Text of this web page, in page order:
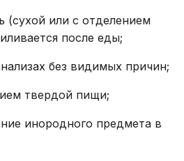
(сухой или с отделением
после еды;
без видимых причин;
твердой пищи;
инородного предмета в